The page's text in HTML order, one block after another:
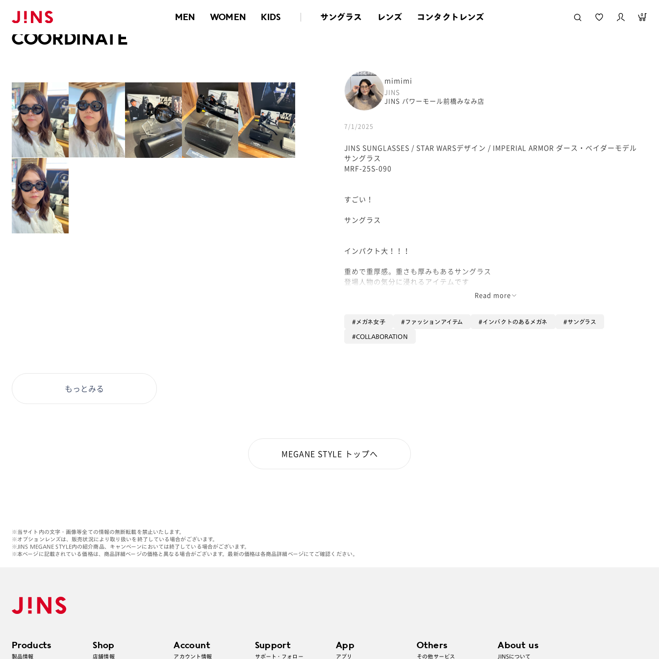
MEN WOMEN KIDS サングラス レンズ コンタクトレンズ 0
メガネのJINS TOP
COORDINATE
mimimi
JINS
JINS パワーモール前橋みなみ店
7/1/2025
JINS SUNGLASSES / STAR WARSデザイン / IMPERIAL ARMOR ダース・ベイダーモデル
サングラス
MRF-25S-090
すごい！
サングラス
インパクト大！！！
重めで重厚感。重さも厚みもあるサングラス
登場人物の気分に浸れるアイテムです
Read more
メガネ女子 ファッションアイテム インパクトのあるメガネ サングラス
COLLABORATION
もっとみる
MEGANE STYLE トップへ
※当サイト内の文字・画像等全ての情報の無断転載を禁止いたします。
※オプションレンズは、販売状況により取り扱いを終了している場合がございます。
※JINS MEGANE STYLE内の紹介商品、キャンペーンにおいては終了している場合がございます。
※本ページに記載されている価格は、商品詳細ページの価格と異なる場合がございます。最新の価格は各商品詳細ページにてご確認ください。
Products
製品情報
Shop
店舗情報
Account
アカウント情報
Support
サポート・フォロー
App
アプリ
Others
その他サービス
About us
JINSについて